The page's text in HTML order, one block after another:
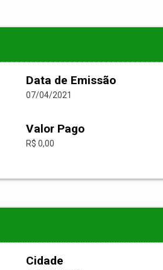
Data de Emissão
07/04/2021
Valor Pago
R$ 0,00
Cidade